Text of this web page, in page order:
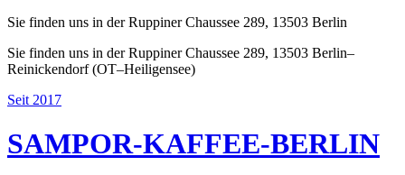
Sie finden uns in der Ruppiner Chaussee 289, 13503 Berlin
Sie finden uns in der Ruppiner Chaussee 289, 13503 Berlin–
Reinickendorf (OT–Heiligensee)
Seit 2017
SAMPOR-KAFFEE-BERLIN